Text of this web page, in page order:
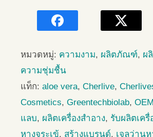
หมวดหมู่: ความงาม, ผลิตภัณฑ์, ผ
ความชุ่มชื้น
แท็ก: aloe vera, Cherlive,
Cosmetics, Greentechbiolab, OEM
แลบ, ผลิตเครื่องสำอาง, รับผลิตเครื่
หางจระเข้, สร้างแบรนด์, เจลว่านห